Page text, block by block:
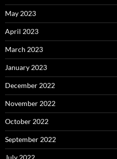
May 2023
April 2023
March 2023
January 2023
December 2022
November 2022
October 2022
September 2022
July 2022